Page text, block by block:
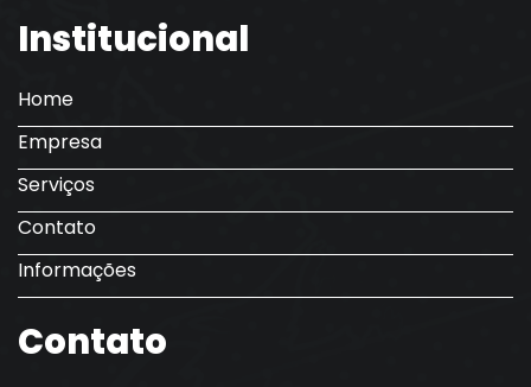
Institucional
Home
Empresa
Serviços
Contato
Informações
Contato